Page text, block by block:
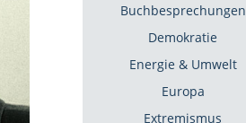
Buchbesprechungen
Demokratie
Energie & Umwelt
Europa
Extremismus